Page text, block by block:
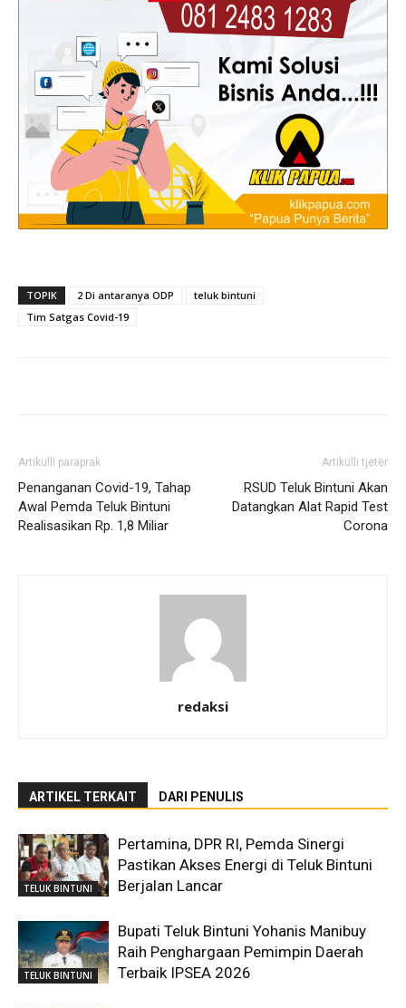
TOPIK 2 Di antaranya ODP
teluk bintuni
Tim Satgas Covid-19
Artikulli paraprak
Penanganan Covid-19, Tahap
Awal Pemda Teluk Bintuni
Realisasikan Rp. 1,8 Miliar
Artikulli tjetër
RSUD Teluk Bintuni Akan
Datangkan Alat Rapid Test
Corona
redaksi
ARTIKEL TERKAIT DARI PENULIS
TELUK BINTUNI
Pertamina, DPR RI, Pemda Sinergi
Pastikan Akses Energi di Teluk Bintuni
Berjalan Lancar
TELUK BINTUNI
Bupati Teluk Bintuni Yohanis Manibuy
Raih Penghargaan Pemimpin Daerah
Terbaik IPSEA 2026